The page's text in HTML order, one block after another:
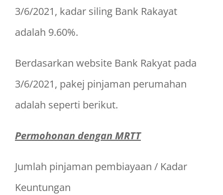
3/6/2021, kadar siling Bank Rakayat
adalah 9.60%.
Berdasarkan website Bank Rakyat pada
3/6/2021, pakej pinjaman perumahan
adalah seperti berikut.
Permohonan dengan MRTT
Jumlah pinjaman pembiayaan / Kadar
Keuntungan